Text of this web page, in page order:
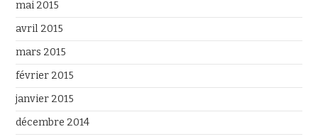
mai 2015
avril 2015
mars 2015
février 2015
janvier 2015
décembre 2014